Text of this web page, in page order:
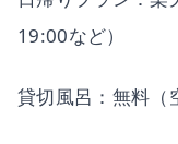
19:00など）
貸切風呂：無料（